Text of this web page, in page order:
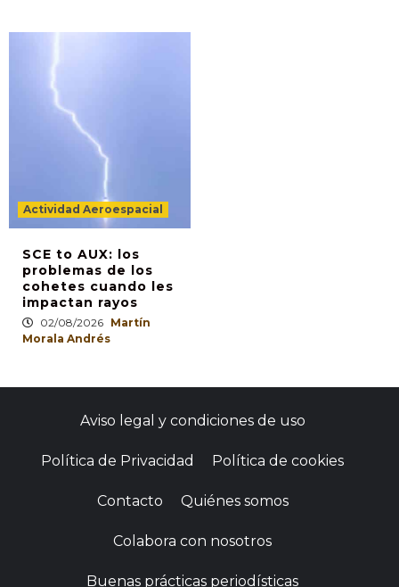
Actividad Aeroespacial
SCE to AUX: los
problemas de los
cohetes cuando les
impactan rayos
02/08/2026 Martín
Morala Andrés
Aviso legal y condiciones de uso
Política de Privacidad Política de cookies
Contacto Quiénes somos
Colabora con nosotros
Buenas prácticas periodísticas